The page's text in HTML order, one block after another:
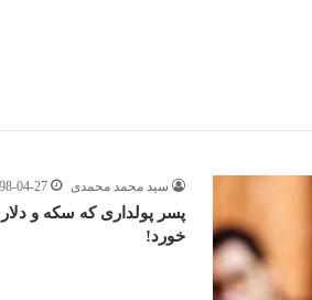
سید محمد محمدی 04-27
خورد!